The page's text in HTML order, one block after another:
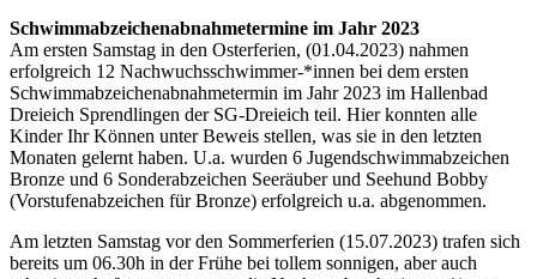
Schwimmabzeichenabnahmetermine im Jahr 2023
Am ersten Samstag in den Osterferien, (01.04.2023) nahmen
erfolgreich 12 Nachwuchsschwimmer-*innen bei dem ersten
Schwimmabzeichenabnahmetermin im Jahr 2023 im Hallenbad
Dreieich Sprendlingen der SG-Dreieich teil. Hier konnten alle
Kinder Ihr Können unter Beweis stellen, was sie in den letzten
Monaten gelernt haben. U.a. wurden 6 Jugendschwimmabzeichen
Bronze und 6 Sonderabzeichen Seeräuber und Seehund Bobby
(Vorstufenabzeichen für Bronze) erfolgreich u.a. abgenommen.
Am letzten Samstag vor den Sommerferien (15.07.2023) trafen sich
bereits um 06.30h in der Frühe bei tollem sonnigen, aber auch